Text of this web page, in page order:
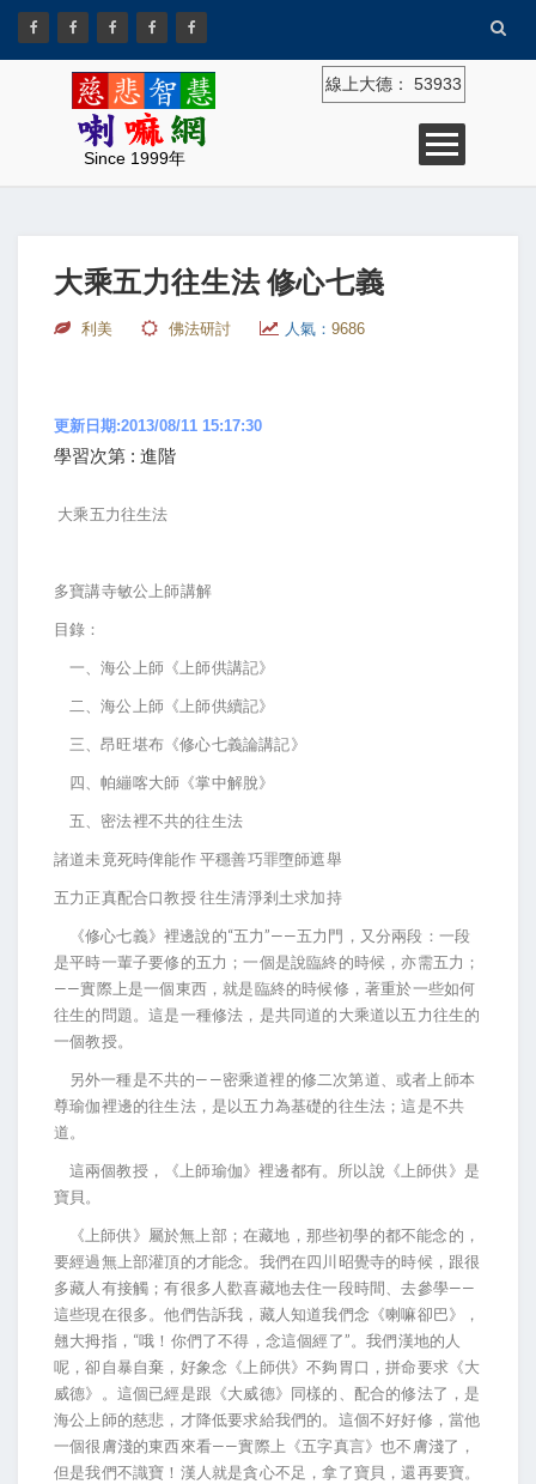
Since 1999年
線上大德： 53933
大乘五力往生法 修心七義
利美 佛法研討 人氣： 9686
更新日期:2013/08/11 15:17:30
學習次第 : 進階
大乘五力往生法
多寶講寺敏公上師講解
目錄：
一、海公上師《上師供講記》
二、海公上師《上師供續記》
三、昂旺堪布《修心七義論講記》
四、帕繃喀大師《掌中解脫》
五、密法裡不共的往生法
諸道未竟死時俾能作 平穩善巧罪墮師遮舉
五力正真配合口教授 往生清淨剎土求加持
《修心七義》裡邊說的“五力”——五力門，又分兩段：一段
是平時一輩子要修的五力；一個是說臨終的時候，亦需五力；
——實際上是一個東西，就是臨終的時候修，著重於一些如何
往生的問題。這是一種修法，是共同道的大乘道以五力往生的
一個教授。
另外一種是不共的——密乘道裡的修二次第道、或者上師本
尊瑜伽裡邊的往生法，是以五力為基礎的往生法；這是不共
道。
這兩個教授，《上師瑜伽》裡邊都有。所以說《上師供》是
寶貝。
《上師供》屬於無上部；在藏地，那些初學的都不能念的，
要經過無上部灌頂的才能念。我們在四川昭覺寺的時候，跟很
多藏人有接觸；有很多人歡喜藏地去住一段時間、去參學——
這些現在很多。他們告訴我，藏人知道我們念《喇嘛卻巴》，
翹大拇指，“哦！你們了不得，念這個經了”。我們漢地的人
呢，卻自暴自棄，好象念《上師供》不夠胃口，拼命要求《大
威德》。這個已經是跟《大威德》同樣的、配合的修法了，是
海公上師的慈悲，才降低要求給我們的。這個不好好修，當他
一個很膚淺的東西來看——實際上《五字真言》也不膚淺了，
但是我們不識寶！漢人就是貪心不足，拿了寶貝，還再要寶。